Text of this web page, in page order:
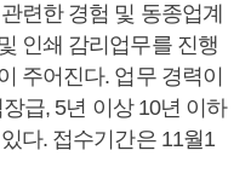
련한 경험 및 동종업계
인쇄 감리업무를 진행
주어진다. 업무 경력이
급, 5년 이상 10년 이하
다. 접수기간은 11월1